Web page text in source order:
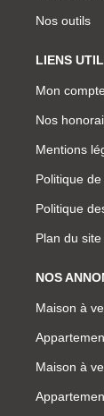
Nos outils
LIENS
Mon compte
Nos
Mentions
Politique
Politique
Plan du site
NOS
Maison à
Maison à